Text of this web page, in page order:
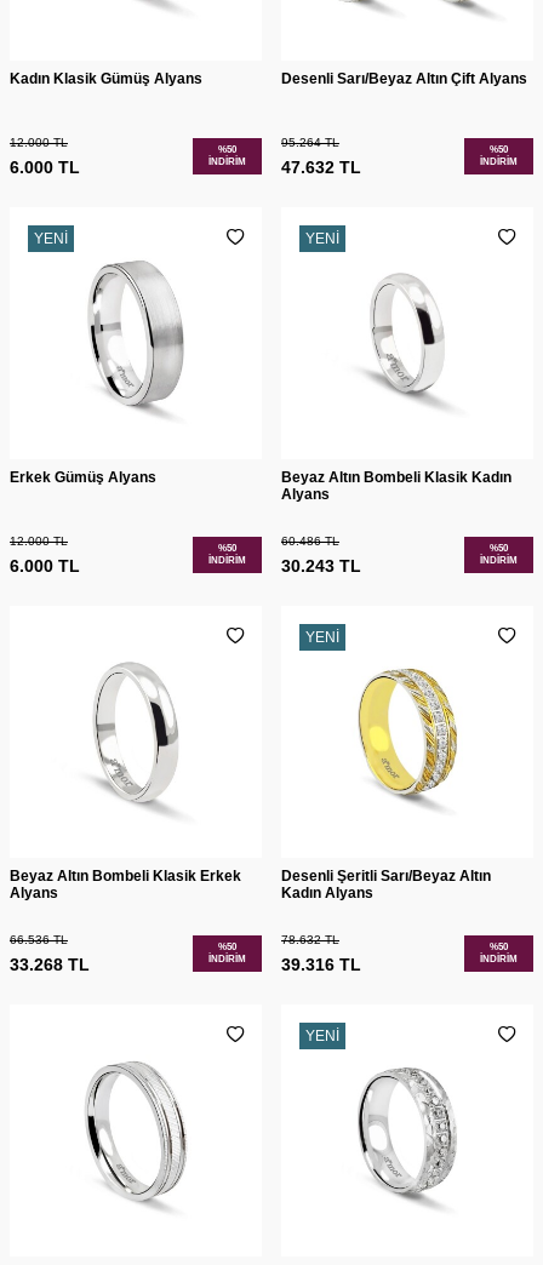
Kadın Klasik Gümüş Alyans
12.000TL
6.000 TL
%50
İNDIRIM
Desenli Sarı/Beyaz Altın Çift Alyans
95.264TL
47.632 TL
%50
İNDIRIM
YENI
Erkek Gümüş Alyans
12.000TL
6.000 TL
%50
İNDIRIM
YENI
Beyaz Altın Bombeli Klasik Kadın
Alyans
60.486TL
30.243 TL
%50
İNDIRIM
Beyaz Altın Bombeli Klasik Erkek
Alyans
66.536TL
33.268 TL
%50
İNDIRIM
YENI
Desenli Şeritli Sarı/Beyaz Altın
Kadın Alyans
78.632TL
39.316 TL
%50
İNDIRIM
YENI